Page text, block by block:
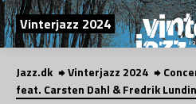
Vinterjazz 2024
Jazz.dk Vinterjazz 2024
feat. Carsten Dahl & Fredrik Lundin